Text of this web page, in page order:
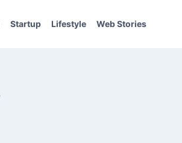
Startup Lifestyle Web Stories